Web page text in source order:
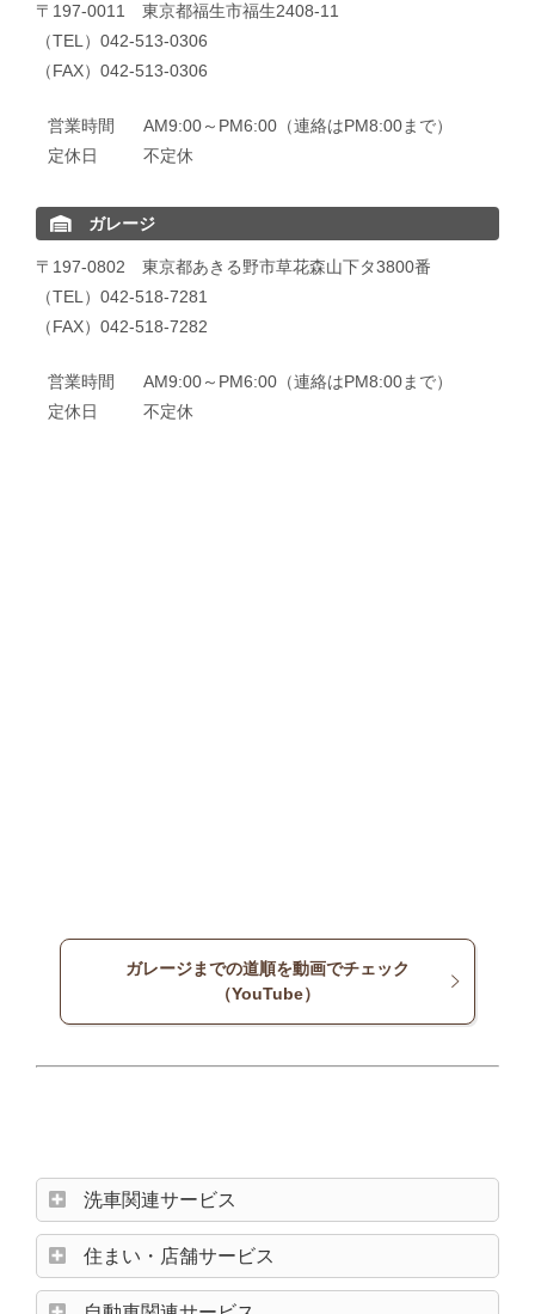
〒197-0011 東京都福生市福生2408-11
（TEL）042-513-0306
（FAX）042-513-0306
営業時間
AM9:00～PM6:00（連絡はPM8:00まで）
定休日
不定休
ガレージ
〒197-0802 東京都あきる野市草花森山下タ3800番
（TEL）042-518-7281
（FAX）042-518-7282
営業時間
AM9:00～PM6:00（連絡はPM8:00まで）
定休日
不定休
ガレージまでの道順を動画でチェック
（YouTube）
洗車関連サービス
住まい・店舗サービス